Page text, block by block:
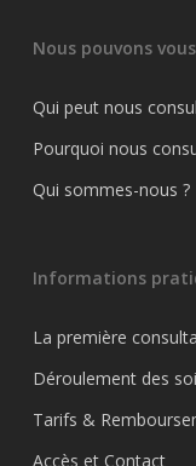
Nous pouvons
Qui peut nous
Pourquoi nous
Qui sommes-nous ?
Informations
La première
Déroulement des
Tarifs &
Accès et Contact